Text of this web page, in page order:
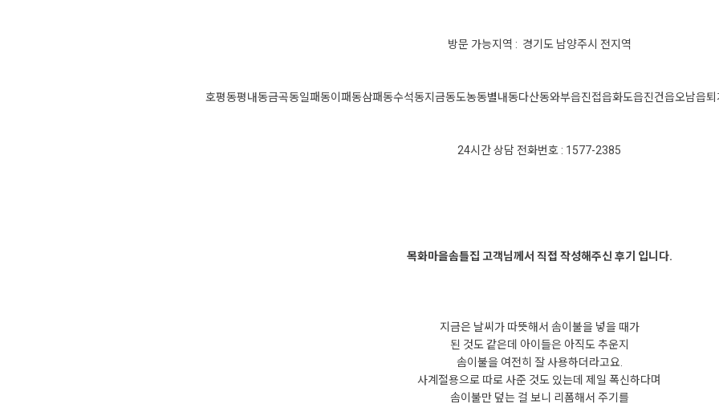
방문 가능지역 : 경기도 남양주시 전지역
호평동평내동금곡동일패동이패동삼패동수석동지금동도농동별내동다산동와부읍진접읍화도읍진건읍오남읍퇴
24시간 상담 전화번호 : 1577-2385
목화마을솜틀집 고객님께서 직접 작성해주신 후기 입니다.
지금은 날씨가 따뜻해서 솜이불을 넣을 때가
된 것도 같은데 아이들은 아직도 추운지
솜이불을 여전히 잘 사용하더라고요.
사계절용으로 따로 사준 것도 있는데 제일 폭신하다며
솜이불만 덮는 걸 보니 리폼해서 주기를